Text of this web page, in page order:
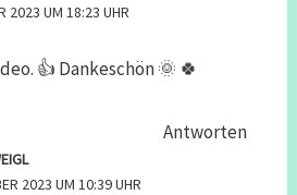
2023 UM 18:23 UHR
👍 Dankeschön 🌞 🍀
Antworten
2023 UM 10:39 UHR